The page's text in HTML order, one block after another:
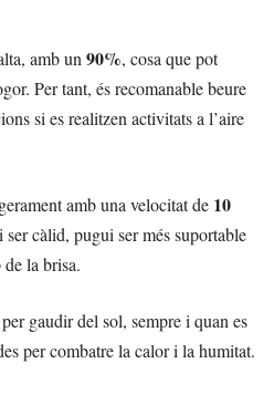
amb un90%, cosa que pot
Per tant, és recomanable beure
si es realitzen activitats a l’aire
amb una velocitat de 10
ser càlid, pugui ser més suportable
la brisa.
gaudir del sol, sempre i quan es
per combatre la calor i la humitat.